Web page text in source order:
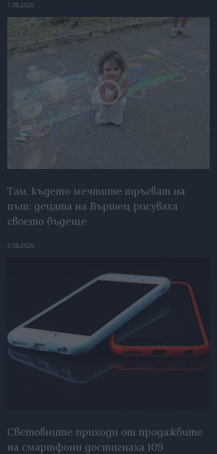
1.08.2026
Там, където мечтите тръгват на
път: децата на Вършец рисуваха
своето бъдеще
2.08.2026
Световните приходи от продажбите
на смартфони достигнаха 109